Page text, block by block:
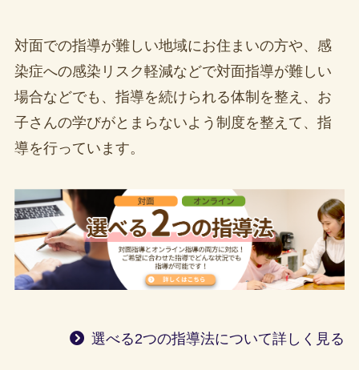
対面での指導が難しい地域にお住まいの方や、感
染症への感染リスク軽減などで対面指導が難しい
場合などでも、指導を続けられる体制を整え、お
子さんの学びがとまらないよう制度を整えて、指
導を行っています。
選べる2つの指導法について詳しく見る